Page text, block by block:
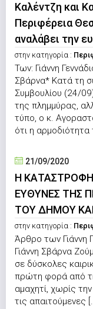
Καλέντζη και
Περιφέρεια
αναλάβει την
στην κατηγορία :
Των: Γιάννη
Σβάρνα* Κατά τη
Συμβουλίου (24/
της πλημμύρας,
τύπο, ο κ.
ότι η
21/09/2020
Η ΚΑΤΑΣΤΡΟΦΗ
ΕΥΘΥΝΕΣ ΤΗΣ
ΤΟΥ ΔΗΜΟΥ
στην κατηγορία :
Άρθρο των Γιάννη
Γιάννη Σβάρνα
σε δύσκολες
πρώτη φορά από
αμαχητί, χωρίς
τις απαιτούμενες